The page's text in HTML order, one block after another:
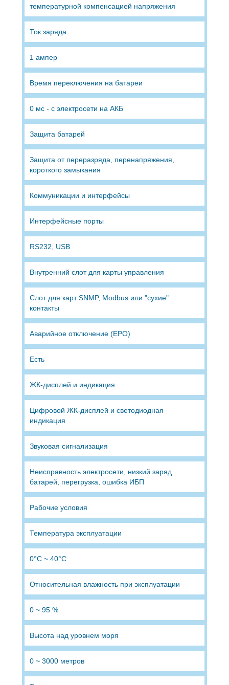
температурной компенсацией напряжения
Ток заряда
1 ампер
Время переключения на батареи
0 мс - с электросети на АКБ
Защита батарей
Защита от переразряда, перенапряжения,
короткого замыкания
Коммуникации и интерфейсы
Интерфейсные порты
RS232, USB
Внутренний слот для карты управления
Слот для карт SNMP, Modbus или "сухие"
контакты
Аварийное отключение (EPO)
Есть
ЖК-дисплей и индикация
Цифровой ЖК-дисплей и светодиодная
индикация
Звуковая сигнализация
Неисправность электросети, низкий заряд
батарей, перегрузка, ошибка ИБП
Рабочие условия
Температура эксплуатации
0°C ~ 40°C
Относительная влажность при эксплуатации
0 ~ 95 %
Высота над уровнем моря
0 ~ 3000 метров